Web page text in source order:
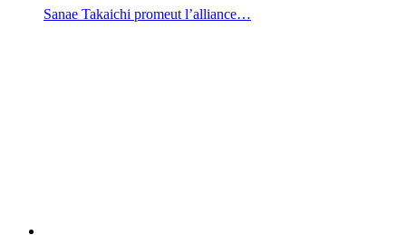
Sanae Takaichi promeut l’alliance…